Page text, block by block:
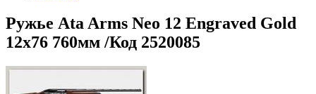
Ружье Ata Arms Neo 12 Engraved Gold
12х76 760мм /Код 2520085